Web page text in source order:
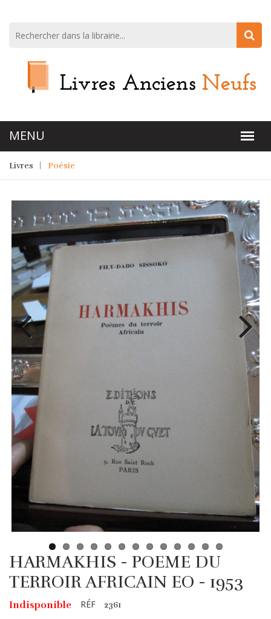
Livres Poésie
HARMAKHIS - POEME DU
TERROIR AFRICAIN EO - 1953
Indisponible RÉF 2361